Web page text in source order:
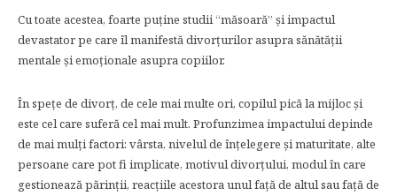
Cu toate acestea, foarte puține studii “măsoară” și impactul
devastator pe care îl manifestă divorțurilor asupra sănătății
mentale și emoționale asupra copiilor.
În spețe de divorț, de cele mai multe ori, copilul pică la mijloc și
este cel care suferă cel mai mult. Profunzimea impactului depinde
de mai mulți factori: vârsta, nivelul de înțelegere și maturitate, alte
persoane care pot fi implicate, motivul divorțului, modul în care
gestionează părinții, reacțiile acestora unul față de altul sau față de